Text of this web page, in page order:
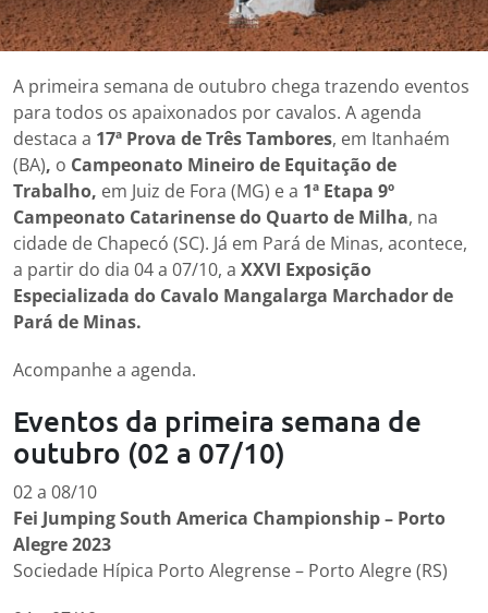
A primeira semana de outubro chega trazendo eventos
para todos os apaixonados por cavalos. A agenda
destaca a 17ª Prova de Três Tambores, em Itanhaém
(BA), o Campeonato Mineiro de Equitação de
Trabalho, em Juiz de Fora (MG) e a 1ª Etapa 9º
Campeonato Catarinense do Quarto de Milha, na
cidade de Chapecó (SC). Já em Pará de Minas, acontece,
a partir do dia 04 a 07/10, a XXVI Exposição
Especializada do Cavalo Mangalarga Marchador de
Pará de Minas.
Acompanhe a agenda.
Eventos da primeira semana de
outubro (02 a 07/10)
02 a 08/10
Fei Jumping South America Championship – Porto
Alegre 2023
Sociedade Hípica Porto Alegrense – Porto Alegre (RS)